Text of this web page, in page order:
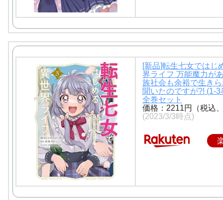
[新品]転生七女ではじ
界ライフ 万能魔力が
族社会も余裕で生き
聞いたのですが?! (1-3
全巻セット
価格：2211円（税込
(2023/3/3時点)